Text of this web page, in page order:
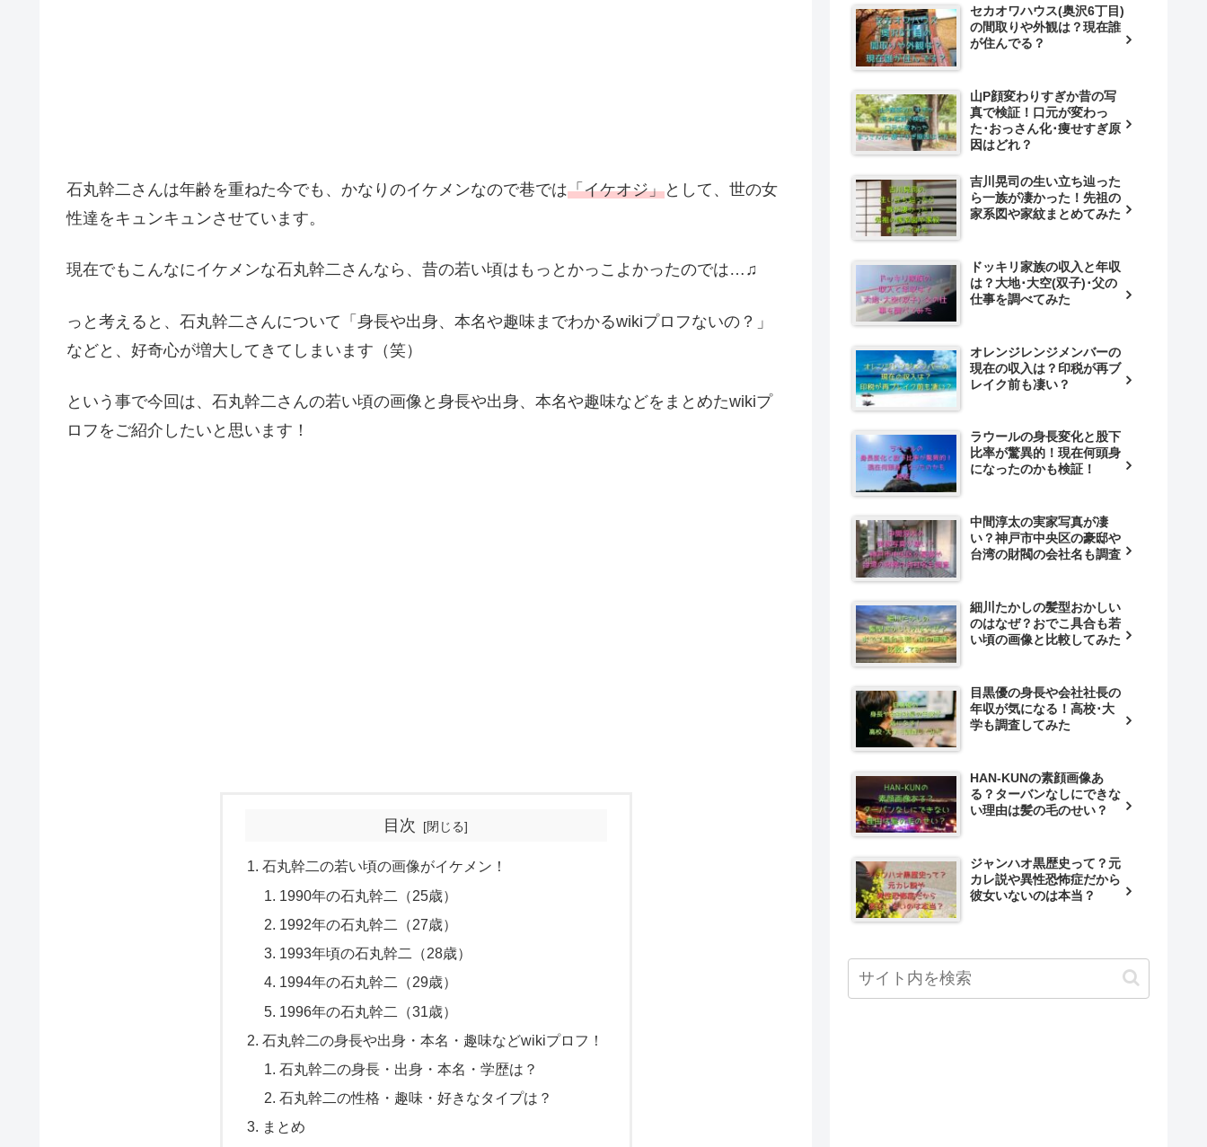
石丸幹二さんは年齢を重ねた今でも、かなりのイケメンなので巷では「イケオジ」として、世の女
性達をキュンキュンさせています。
現在でもこんなにイケメンな石丸幹二さんなら、昔の若い頃はもっとかっこよかったのでは…♫
っと考えると、石丸幹二さんについて「身長や出身、本名や趣味までわかるwikiプロフないの？」
などと、好奇心が増大してきてしまいます（笑）
という事で今回は、石丸幹二さんの若い頃の画像と身長や出身、本名や趣味などをまとめたwikiプ
ロフをご紹介したいと思います！
目次
石丸幹二の若い頃の画像がイケメン！
1990年の石丸幹二（25歳）
1992年の石丸幹二（27歳）
1993年頃の石丸幹二（28歳）
1994年の石丸幹二（29歳）
1996年の石丸幹二（31歳）
石丸幹二の身長や出身・本名・趣味などwikiプロフ！
石丸幹二の身長・出身・本名・学歴は？
石丸幹二の性格・趣味・好きなタイプは？
まとめ
セカオワハウス(奥沢6丁目)
の間取りや外観は？現在誰
が住んでる？
山P顔変わりすぎか昔の写
真で検証！口元が変わっ
た･おっさん化･痩せすぎ原
因はどれ？
吉川晃司の生い立ち辿った
ら一族が凄かった！先祖の
家系図や家紋まとめてみた
ドッキリ家族の収入と年収
は？大地･大空(双子)･父の
仕事を調べてみた
オレンジレンジメンバーの
現在の収入は？印税が再ブ
レイク前も凄い？
ラウールの身長変化と股下
比率が驚異的！現在何頭身
になったのかも検証！
中間淳太の実家写真が凄
い？神戸市中央区の豪邸や
台湾の財閥の会社名も調査
細川たかしの髪型おかしい
のはなぜ？おでこ具合も若
い頃の画像と比較してみた
目黒優の身長や会社社長の
年収が気になる！高校･大
学も調査してみた
HAN-KUNの素顔画像あ
る？ターバンなしにできな
い理由は髪の毛のせい？
ジャンハオ黒歴史って？元
カレ説や異性恐怖症だから
彼女いないのは本当？